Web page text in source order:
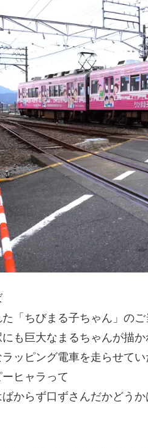
「ちびまる子ちゃん」のご
にも巨大なまるちゃんが描
ッピング電車を走らせてい
ヒャラって
からず口ずさんだかどうか